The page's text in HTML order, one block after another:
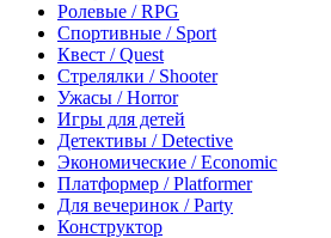
Ролевые / RPG
Спортивные / Sport
Квест / Quest
Стрелялки / Shooter
Ужасы / Horror
Игры для детей
Детективы / Detective
Экономические / Economic
Платформер / Platformer
Для вечеринок / Party
Конструктор